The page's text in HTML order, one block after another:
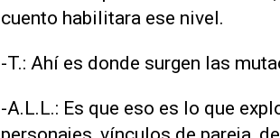
cuento habilitara ese nivel.
-T.: Ahí es donde surgen las
-A.L.L.: Es que eso es lo que